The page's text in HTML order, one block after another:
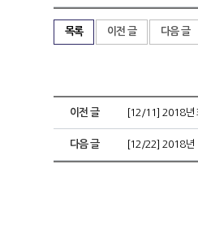
목록 이전 글 다음 글
이전 글 [12/11] 2018년
다음 글 [12/22] 2018년